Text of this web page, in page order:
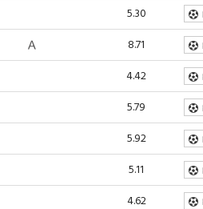
5.30
8.71
4.42
5.79
5.92
5.11
4.62